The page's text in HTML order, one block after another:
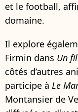
et le football,
domaine.
Il explore
Firmin dans Un
côtés d’autres
participe à Le
Montansier de